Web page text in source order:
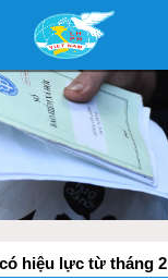
hiệu lực từ tháng 2